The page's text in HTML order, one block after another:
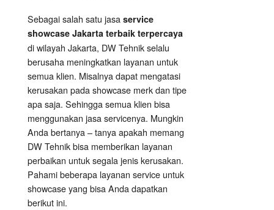
Sebagai salah satu jasa service
showcase Jakarta terbaik terpercaya
di wilayah Jakarta, DW Tehnik selalu
berusaha meningkatkan layanan untuk
semua klien. Misalnya dapat mengatasi
kerusakan pada showcase merk dan tipe
apa saja. Sehingga semua klien bisa
menggunakan jasa servicenya. Mungkin
Anda bertanya – tanya apakah memang
DW Tehnik bisa memberikan layanan
perbaikan untuk segala jenis kerusakan.
Pahami beberapa layanan service untuk
showcase yang bisa Anda dapatkan
berikut ini.